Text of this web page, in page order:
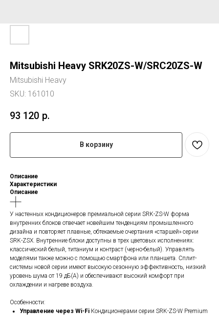
Mitsubishi Heavy SRK20ZS-W/SRC20ZS-W
Mitsubishi Heavy
SKU: 161010
93 120 р.
В корзину
Описание
Характеристики
Описание
У настенных кондиционеров премиальной серии SRK-ZS-W форма
внутренних блоков отвечает новейшим тенденциям промышленного
дизайна и повторяет плавные, обтекаемые очертания «старшей» серии
SRK-ZSX. Внутренние блоки доступны в трех цветовых исполнениях:
классический белый, титаниум и контраст (черно-белый). Управлять
моделями также можно с помощью смартфона или планшета. Сплит-
системы новой серии имеют высокую сезонную эффективность, низкий
уровень шума от 19 дБ(А) и обеспечивают высокий комфорт при
охлаждении и нагреве воздуха.
Особенности:
Управление через Wi-Fi Кондиционерами серии SRK-ZS-W Premium